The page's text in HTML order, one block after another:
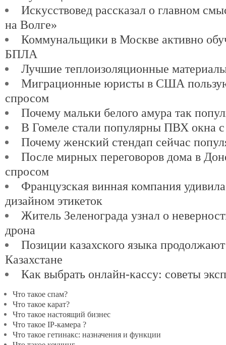
Искусствовед рассказал о главном
на Волге»
Коммунальщики в Москве активно
БПЛА
Лучшие теплоизоляционные
Миграционные юристы в США
спросом
Почему мальки белого амура так
В Гомеле стали популярны ПВХ окна с
Почему женский стендап сейчас
После мирных переговоров дома в
спросом
Французская винная компания
дизайном этикеток
Житель Зеленограда узнал о
дрона
Позиции казахского языка
Казахстане
Как выбрать онлайн-кассу: советы
Что такое спам?
Что такое карат?
Что такое настоящий бизнес
Что такое IP-камера ?
Что такое гетинакс: назначения и функции